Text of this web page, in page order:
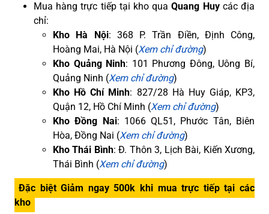
Mua hàng trực tiếp tại kho quaQuang Huycác địa
chỉ:
Kho Hà Nội: 368 P. Trần Điền, Định Công,
Hoàng Mai, Hà Nội (Xem chỉ đường)
Kho Quảng Ninh: 101 Phương Đông, Uông Bí,
Quảng Ninh (Xem chỉ đường)
Kho Hồ Chí Minh: 827/28 Hà Huy Giáp, KP3,
Quận 12, Hồ Chí Minh (Xem chỉ đường)
Kho Đồng Nai: 1066 QL51, Phước Tân, Biên
Hòa, Đồng Nai (Xem chỉ đường)
Kho Thái Bình: Đ. Thôn 3, Lịch Bài, Kiến Xương,
Thái Bình (Xem chỉ đường)
Đặc biệt Giảm ngay 500k khi mua trực tiếp tại các
kho